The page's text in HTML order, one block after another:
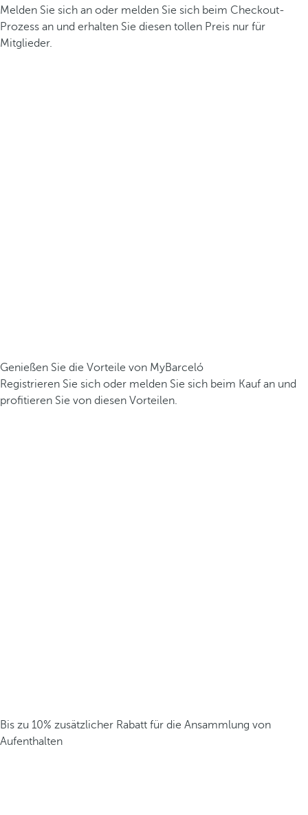
Melden Sie sich an oder melden Sie sich beim Checkout-
Prozess an und erhalten Sie diesen tollen Preis nur für
Mitglieder.
Genießen Sie die Vorteile von MyBarceló
Registrieren Sie sich oder melden Sie sich beim Kauf an und
profitieren Sie von diesen Vorteilen.
Bis zu 10% zusätzlicher Rabatt für die Ansammlung von
Aufenthalten